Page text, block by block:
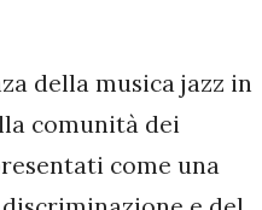
della musica jazz in
comunità dei
come una